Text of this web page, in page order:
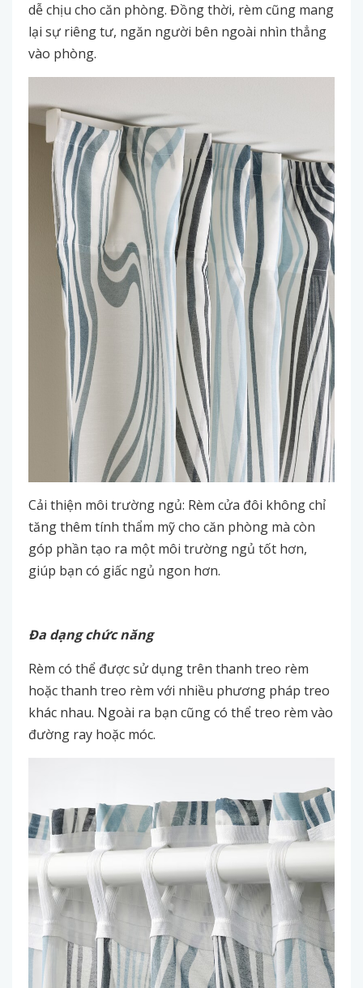
dễ chịu cho căn phòng. Đồng thời, rèm cũng mang
lại sự riêng tư, ngăn người bên ngoài nhìn thẳng
vào phòng.
Cải thiện môi trường ngủ: Rèm cửa đôi không chỉ
tăng thêm tính thẩm mỹ cho căn phòng mà còn
góp phần tạo ra một môi trường ngủ tốt hơn,
giúp bạn có giấc ngủ ngon hơn.
Đa dạng chức năng
Rèm có thể được sử dụng trên thanh treo rèm
hoặc thanh treo rèm với nhiều phương pháp treo
khác nhau. Ngoài ra bạn cũng có thể treo rèm vào
đường ray hoặc móc.